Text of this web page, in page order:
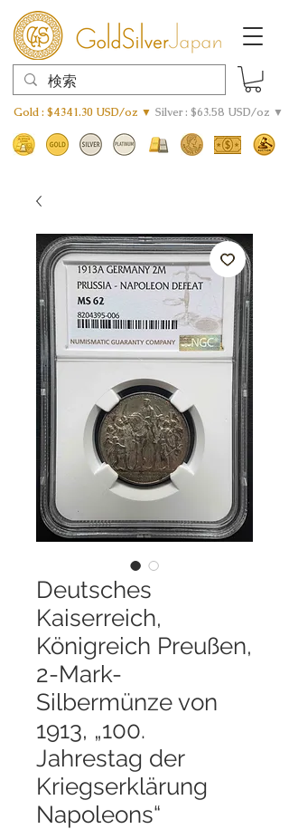
Gold : $4341.30 USD/oz ▼ Silver : $63.58 USD/oz ▼
Deutsches
Kaiserreich,
Königreich Preußen,
2-Mark-
Silbermünze von
1913, „100.
Jahrestag der
Kriegserklärung
Napoleons“